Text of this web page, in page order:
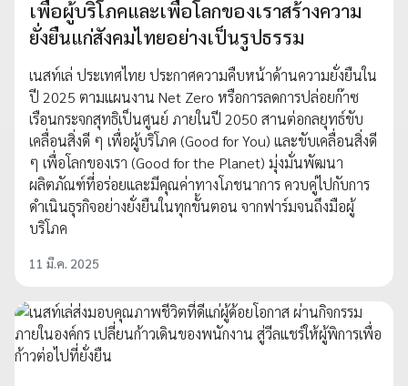
เพื่อผู้บริโภคและเพื่อโลกของเราสร้างความ
ยั่งยืนแก่สังคมไทยอย่างเป็นรูปธรรม
เนสท์เล่ ประเทศไทย ประกาศความคืบหน้าด้านความยั่งยืนใน
ปี 2025 ตามแผนงาน Net Zero หรือการลดการปล่อยก๊าซ
เรือนกระจกสุทธิเป็นศูนย์ ภายในปี 2050 สานต่อกลยุทธ์ขับ
เคลื่อนสิ่งดี ๆ เพื่อผู้บริโภค (Good for You) และขับเคลื่อนสิ่งดี
ๆ เพื่อโลกของเรา (Good for the Planet) มุ่งมั่นพัฒนา
ผลิตภัณฑ์ที่อร่อยและมีคุณค่าทางโภชนาการ ควบคู่ไปกับการ
ดำเนินธุรกิจอย่างยั่งยืนในทุกขั้นตอน จากฟาร์มจนถึงมือผู้
บริโภค
11 มี.ค. 2025